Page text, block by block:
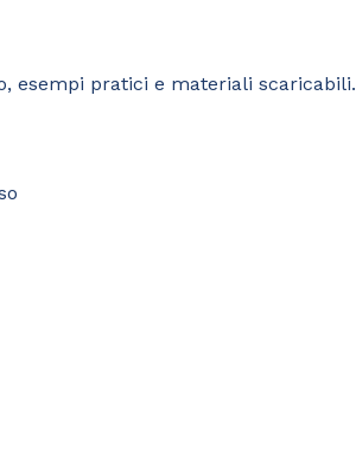
esempi pratici e materiali scaricabili.